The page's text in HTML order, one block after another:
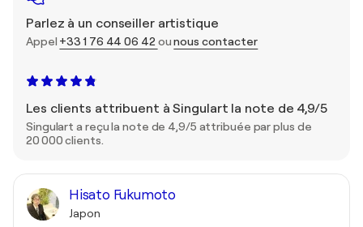
Parlez à un conseiller artistique
Appel +33 1 76 44 06 42 ounous contacter
Les clients attribuent à Singulart la note de 4,9/5
Singulart a reçu la note de 4,9/5 attribuée par plus de
20 000 clients.
Hisato Fukumoto
Japon